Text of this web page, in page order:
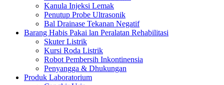
Kanula Injeksi Lemak
Penutup Probe Ultrasonik
Bal Drainase Tekanan Negatif
Barang Habis Pakai lan Peralatan Rehabilitasi
Skuter Listrik
Kursi Roda Listrik
Robot Pembersih Inkontinensia
Penyangga & Dhukungan
Produk Laboratorium